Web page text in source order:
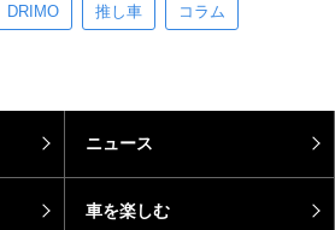
DRIMO 推し車 コラム
ニュース
車を楽しむ